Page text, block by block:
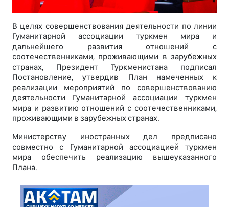
В целях совершенствования деятельности по линии
Гуманитарной ассоциации туркмен мира и
дальнейшего развития отношений с
соотечественниками, проживающими в зарубежных
странах, Президент Туркменистана подписал
Постановление, утвердив План намеченных к
реализации мероприятий по совершенствованию
деятельности Гуманитарной ассоциации туркмен
мира и развитию отношений с соотечественниками,
проживающими в зарубежных странах.
Министерству иностранных дел предписано
совместно с Гуманитарной ассоциацией туркмен
мира обеспечить реализацию вышеуказанного
Плана.